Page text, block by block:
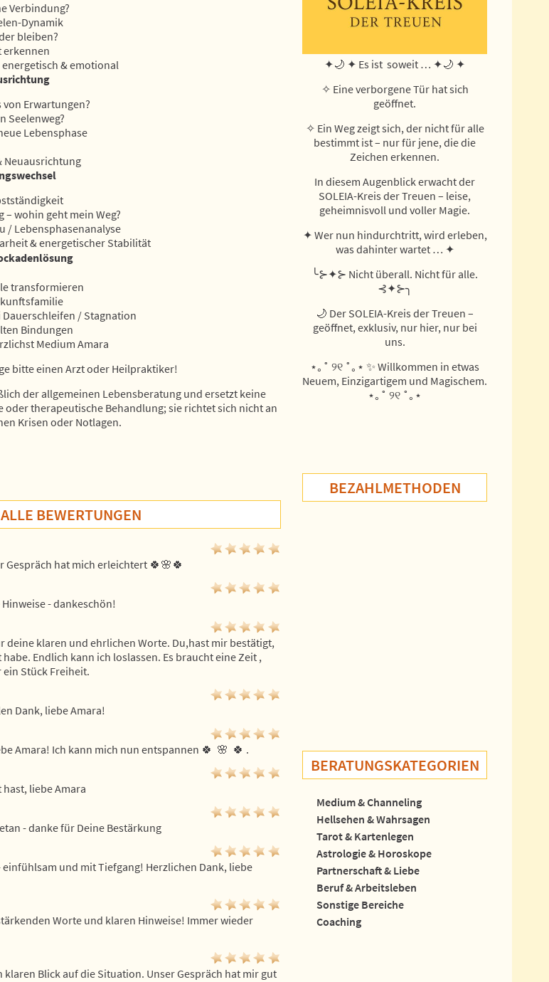
Verbindung?
Dynamik
bleiben?
erkennen
& emotional
Erwartungen?
Seelenweg?
Lebensphase
Neuausrichtung
wohin geht mein Weg?
/ Lebensphasenanalyse
& energetischer Stabilität
transformieren
/ Stagnation
Bindungen
Medium Amara
bitte einen Arzt oder Heilpraktiker!
der allgemeinen Lebensberatung und ersetzt keine
oder therapeutische Behandlung; sie richtet sich nicht an
Krisen oder Notlagen.
ALLE BEWERTUNGEN
Gespräch hat mich erleichtert 🍀🌸🍀
- dankeschön!
deine klaren und ehrlichen Worte. Du,hast mir bestätigt,
Endlich kann ich loslassen. Es braucht eine Zeit ,
Stück Freiheit.
Dank, liebe Amara!
Amara! Ich kann mich nun entspannen 🍀  🌸  🍀 .
liebe Amara
- danke für Deine Bestärkung
und mit Tiefgang! Herzlichen Dank, liebe
Worte und klaren Hinweise! Immer wieder
klaren Blick auf die Situation. Unser Gespräch hat mir gut
✦🌙 ✦ Es ist soweit … ✦🌙 ✦
✧ Eine verborgene Tür hat sich
geöffnet.
✧ Ein Weg zeigt sich, der nicht für alle
bestimmt ist – nur für jene, die die
Zeichen erkennen.
In diesem Augenblick erwacht der
SOLEIA-Kreis der Treuen – leise,
geheimnisvoll und voller Magie.
✦ Wer nun hindurchtritt, wird erleben,
was dahinter wartet … ✦
╰⊱✦⊱ Nicht überall. Nicht für alle.
⊰✦⊱╮
🌙 Der SOLEIA-Kreis der Treuen –
geöffnet, exklusiv, nur hier, nur bei
uns.
⋆｡˚ ୨୧ ˚｡⋆ ✨ Willkommen in etwas
Neuem, Einzigartigem und Magischem.
⋆｡˚ ୨୧ ˚｡⋆
BEZAHLMETHODEN
BERATUNGSKATEGORIEN
Medium & Channeling
Hellsehen & Wahrsagen
Tarot & Kartenlegen
Astrologie & Horoskope
Partnerschaft & Liebe
Beruf & Arbeitsleben
Sonstige Bereiche
Coaching